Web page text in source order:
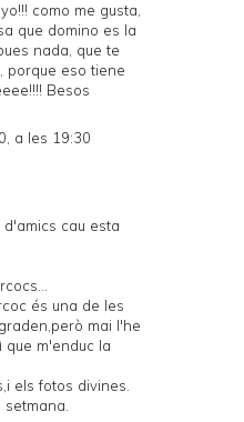
como me gusta,
que domino es la
nada, que te
porque eso tiene
Besos
a les 19:30
cau esta
és una de les
mai l'he
que m'enduc la
els fotos divines.